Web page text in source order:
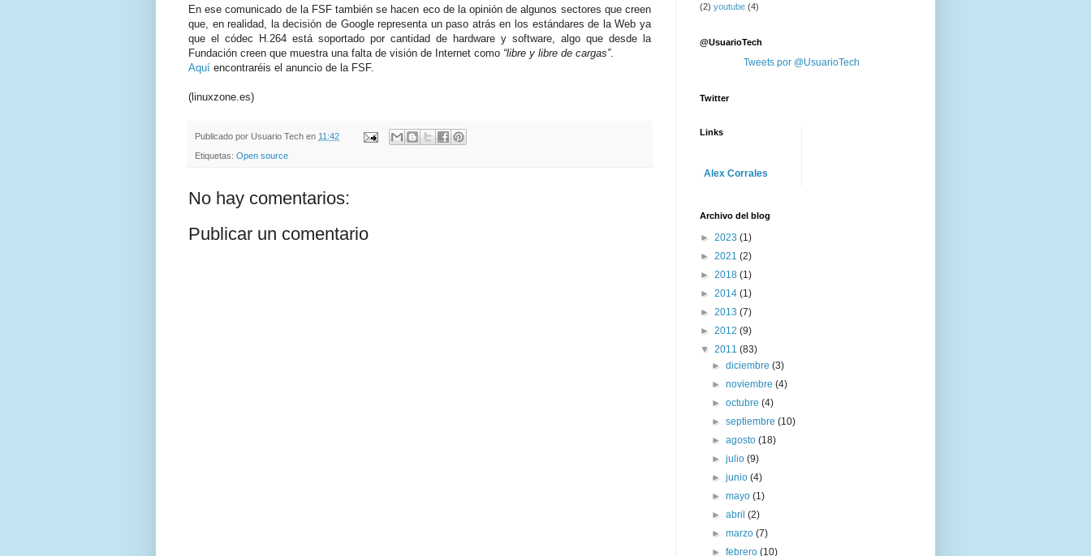
En ese comunicado de la FSF también se hacen eco de la opinión de algunos sectores que creen
que, en realidad, la decisión de Google representa un paso atrás en los estándares de la Web ya
que el códec H.264 está soportado por cantidad de hardware y software, algo que desde la
Fundación creen que muestra una falta de visión de Internet como “libre y libre de cargas”.
Aquí encontraréis el anuncio de la FSF.
(linuxzone.es)
Publicado por Usuario Tech en 11:42
Etiquetas: Open source
No hay comentarios:
Publicar un comentario
(2) youtube (4)
@UsuarioTech
Tweets por @UsuarioTech
Twitter
Links
Alex Corrales
Archivo del blog
► 2023 (1)
► 2021 (2)
► 2018 (1)
► 2014 (1)
► 2013 (7)
► 2012 (9)
▼ 2011 (83)
►diciembre(3)
►noviembre(4)
►octubre(4)
►septiembre(10)
►agosto(18)
►julio(9)
►junio(4)
►mayo(1)
►abril(2)
►marzo(7)
►febrero(10)